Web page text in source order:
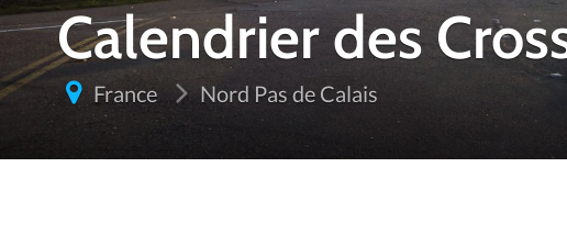
Calendrier des
France Nord Pas de Calais